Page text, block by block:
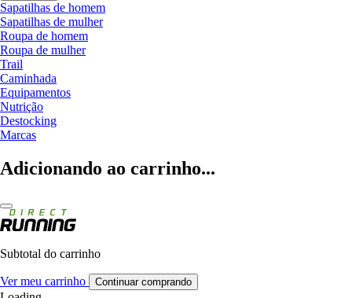
Sapatilhas de homem
Sapatilhas de mulher
Roupa de homem
Roupa de mulher
Trail
Caminhada
Equipamentos
Nutrição
Destocking
Marcas
Adicionando ao carrinho...
Subtotal do carrinho
Ver meu carrinho Continuar comprando